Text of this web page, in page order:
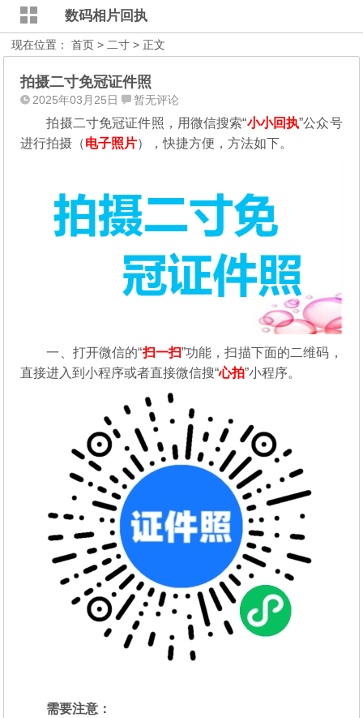
数码相片回执
现在位置：首页 > 二寸 > 正文
拍摄二寸免冠证件照
2025年03月25日 暂无评论
拍摄二寸免冠证件照，用微信搜索“小小回执”公众号
进行拍摄（电子照片），快捷方便，方法如下。
一、打开微信的“扫一扫”功能，扫描下面的二维码，
直接进入到小程序或者直接微信搜“心拍”小程序。
需要注意：